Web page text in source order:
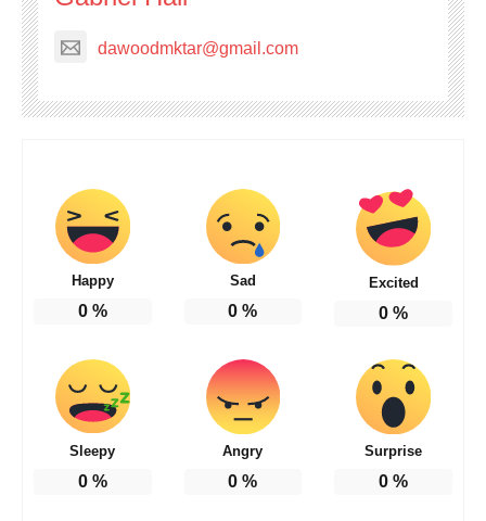
dawoodmktar@gmail.com
Happy
0%
Sad
0 %
Excited
0 %
Sleepy
0%
Angry
0 %
Surprise
0 %